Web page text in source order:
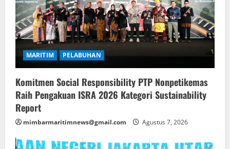
MARITIM PELABUHAN
Komitmen Social Responsibility PTP Nonpetikemas
Raih Pengakuan ISRA 2026 Kategori Sustainability
Report
mimbarmaritimnews@gmail.com Agustus 7, 2026